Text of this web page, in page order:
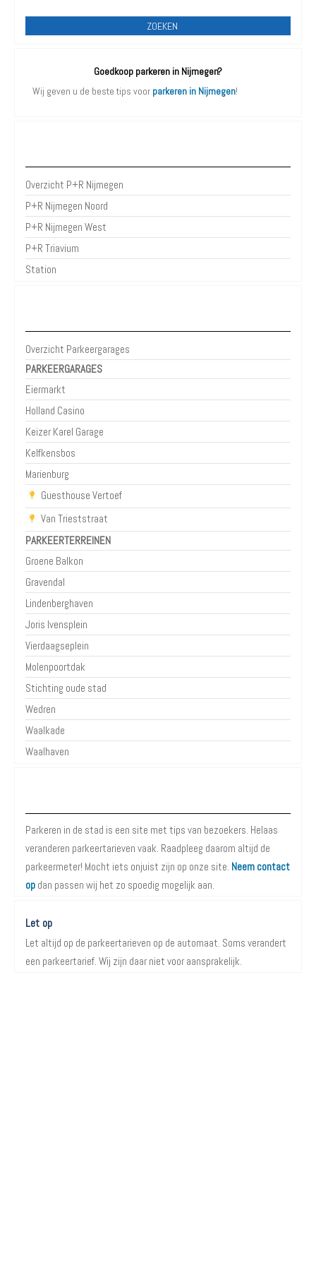
ZOEKEN
Goedkoop parkeren in Nijmegen?
Wij geven u de beste tips voor parkeren in Nijmegen!
Overzicht P+R Nijmegen
P+R Nijmegen Noord
P+R Nijmegen West
P+R Triavium
Station
Overzicht Parkeergarages
PARKEERGARAGES
Eiermarkt
Holland Casino
Keizer Karel Garage
Kelfkensbos
Marienburg
Guesthouse Vertoef
Van Trieststraat
PARKEERTERREINEN
Groene Balkon
Gravendal
Lindenberghaven
Joris Ivensplein
Vierdaagseplein
Molenpoortdak
Stichting oude stad
Wedren
Waalkade
Waalhaven
Parkeren in de stad is een site met tips van bezoekers. Helaas
veranderen parkeertarieven vaak. Raadpleeg daarom altijd de
parkeermeter! Mocht iets onjuist zijn op onze site. Neem contact
op dan passen wij het zo spoedig mogelijk aan.
Let op
Let altijd op de parkeertarieven op de automaat. Soms verandert
een parkeertarief. Wij zijn daar niet voor aansprakelijk.